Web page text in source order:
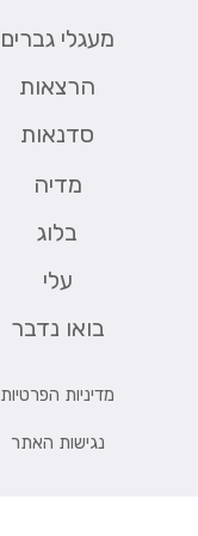
מעגלי גברים
הרצאות
סדנאות
מדיה
בלוג
עלי
בואו נדבר
מדיניות הפרטיות
נגישות האתר